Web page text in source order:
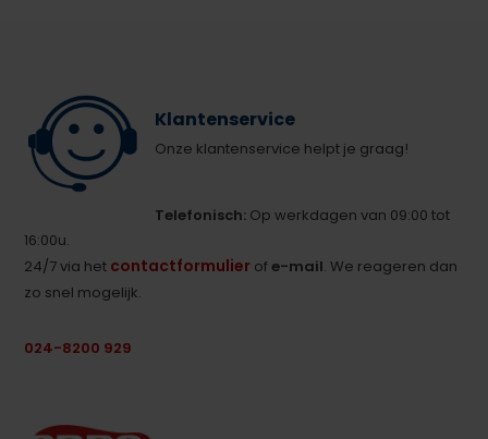
Klantenservice
Onze klantenservice helpt je graag!
Telefonisch: Op werkdagen van 09:00 tot
16:00u.
24/7 via het contactformulier ofe-mail. We reageren dan
zo snel mogelijk.
024-8200 929